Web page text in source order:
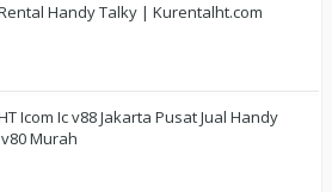
Handy Talky | Kurentalht.com
Icom Ic v88 Jakarta Pusat Jual Handy
Murah